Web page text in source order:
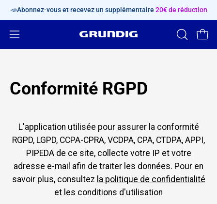
au
contenu
📣Abonnez-vous et recevez un supplémentaire 20€ de réduction
Ouvrir
navigation
OUVRIR
LA
Conformité RGPD
L'application utilisée pour assurer la conformité
RGPD, LGPD, CCPA-CPRA, VCDPA, CPA, CTDPA, APPI,
PIPEDA de ce site, collecte votre IP et votre
adresse e-mail afin de traiter les données. Pour en
savoir plus, consultez la politique de confidentialité
et les conditions d'utilisation